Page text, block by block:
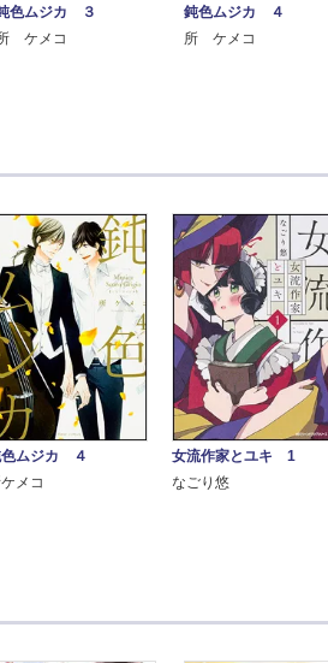
色ムジカ ３
ケメコ
鈍色ムジカ ４
所 ケメコ
色ムジカ ４
メコ
女流作家とユキ 1
なごり悠